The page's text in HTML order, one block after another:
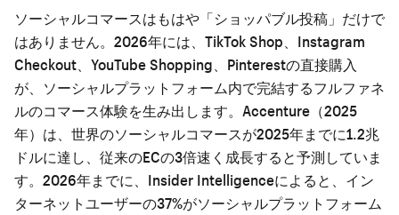
ソーシャルコマースはもはや「ショッパブル投稿」だけで
はありません。2026年には、TikTok Shop、Instagram
Checkout、YouTube Shopping、Pinterestの直接購入
が、ソーシャルプラットフォーム内で完結するフルファネ
ルのコマース体験を生み出します。Accenture（2025
年）は、世界のソーシャルコマースが2025年までに1.2兆
ドルに達し、従来のECの3倍速く成長すると予測していま
す。2026年までに、Insider Intelligenceによると、イン
ターネットユーザーの37%がソーシャルプラットフォーム